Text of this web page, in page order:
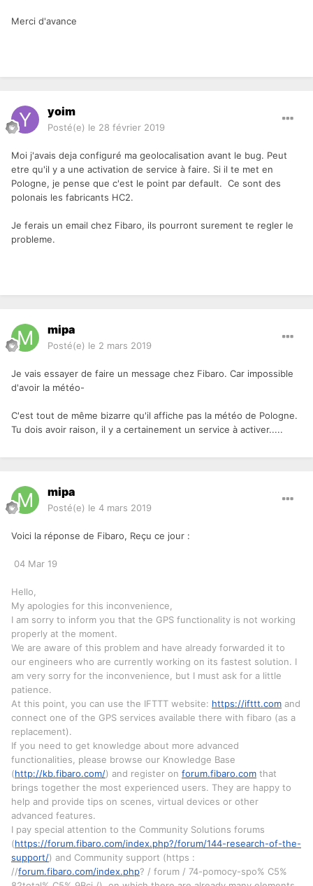
Merci d'avance
yoim
Posté(e) le 28 février 2019
Moi j'avais deja configuré ma geolocalisation avant le bug. Peut
etre qu'il y a une activation de service à faire. Si il te met en
Pologne, je pense que c'est le point par default. Ce sont des
polonais les fabricants HC2.
Je ferais un email chez Fibaro, ils pourront surement te regler le
probleme.
mipa
Posté(e) le 2 mars 2019
Je vais essayer de faire un message chez Fibaro. Car impossible
d'avoir la météo-
C'est tout de même bizarre qu'il affiche pas la météo de Pologne.
Tu dois avoir raison, il y a certainement un service à activer.....
mipa
Posté(e) le 4 mars 2019
Voici la réponse de Fibaro, Reçu ce jour :
04 Mar 19
Hello,
My apologies for this inconvenience,
I am sorry to inform you that the GPS functionality is not working
properly at the moment.
We are aware of this problem and have already forwarded it to
our engineers who are currently working on its fastest solution. I
am very sorry for the inconvenience, but I must ask for a little
patience.
At this point, you can use the IFTTT website: https://ifttt.com and
connect one of the GPS services available there with fibaro (as a
replacement).
If you need to get knowledge about more advanced
functionalities, please browse our Knowledge Base
(http://kb.fibaro.com/) and register on forum.fibaro.com that
brings together the most experienced users. They are happy to
help and provide tips on scenes, virtual devices or other
advanced features.
I pay special attention to the Community Solutions forums
(https://forum.fibaro.com/index.php?/forum/144-research-of-the-
support/) and Community support (https :
//forum.fibaro.com/index.php? / forum / 74-pomocy-spo% C5%